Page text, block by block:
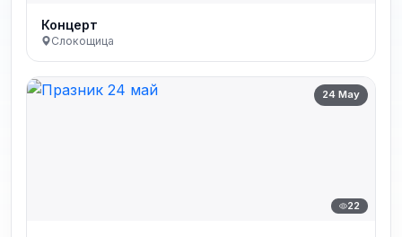
Концерт
Слокощица
24 May
22